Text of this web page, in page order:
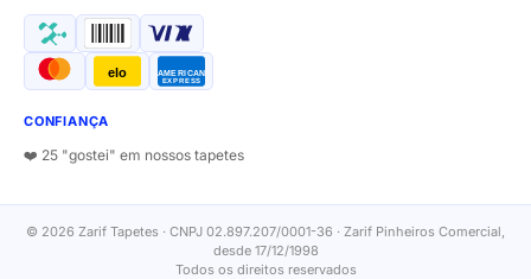
elo AMERICAN
EXPRESS
CONFIANÇA
❤️ 25 "gostei" em nossos tapetes
© 2026 Zarif Tapetes · CNPJ 02.897.207/0001-36 · Zarif Pinheiros Comercial,
desde 17/12/1998
Todos os direitos reservados